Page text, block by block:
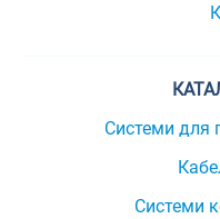
Системи для
Системи